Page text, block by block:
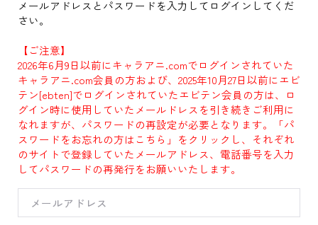
メールアドレスとパスワードを入力してログインしてくだ
さい。
【ご注意】
2026年6月9日以前にキャラアニ.comでログインされていた
キャラアニ.com会員の方および、2025年10月27日以前にエビ
テン[ebten]でログインされていたエビテン会員の方は、ロ
グイン時に使用していたメールドレスを引き続きご利用に
なれますが、パスワードの再設定が必要となります。「パ
スワードをお忘れの方はこちら」をクリックし、それぞれ
のサイトで登録していたメールアドレス、電話番号を入力
してパスワードの再発行をお願いいたします。